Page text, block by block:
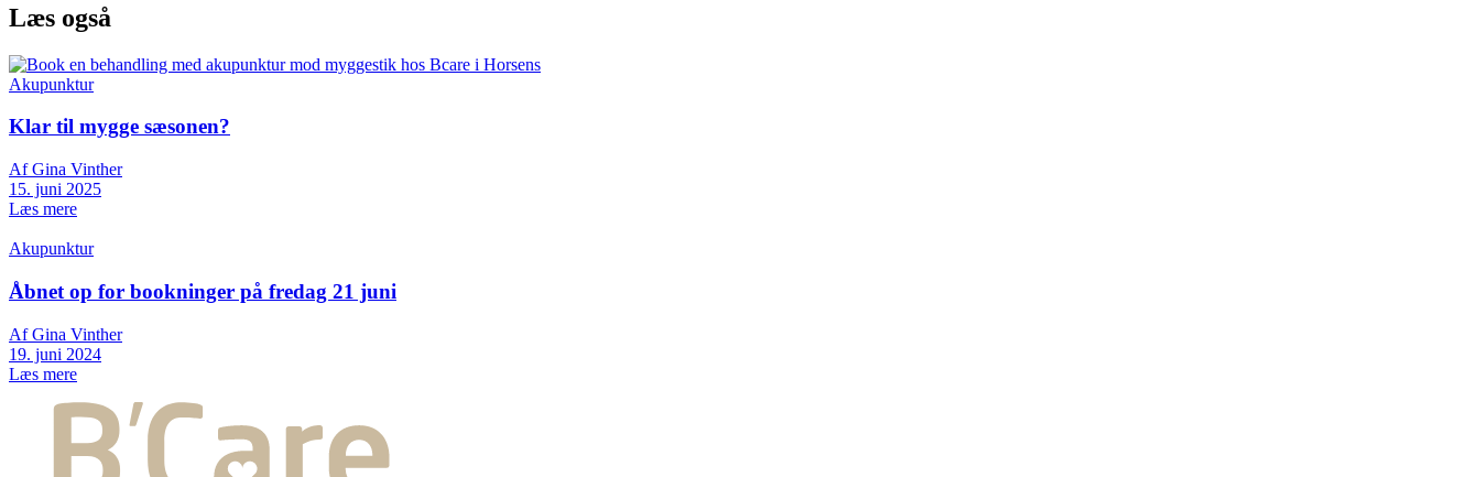
Læs også
Akupunktur
Klar til mygge sæsonen?
Af Gina Vinther
15. juni 2025
Læs mere
Akupunktur
Åbnet op for bookninger på fredag 21 juni
Af Gina Vinther
19. juni 2024
Læs mere